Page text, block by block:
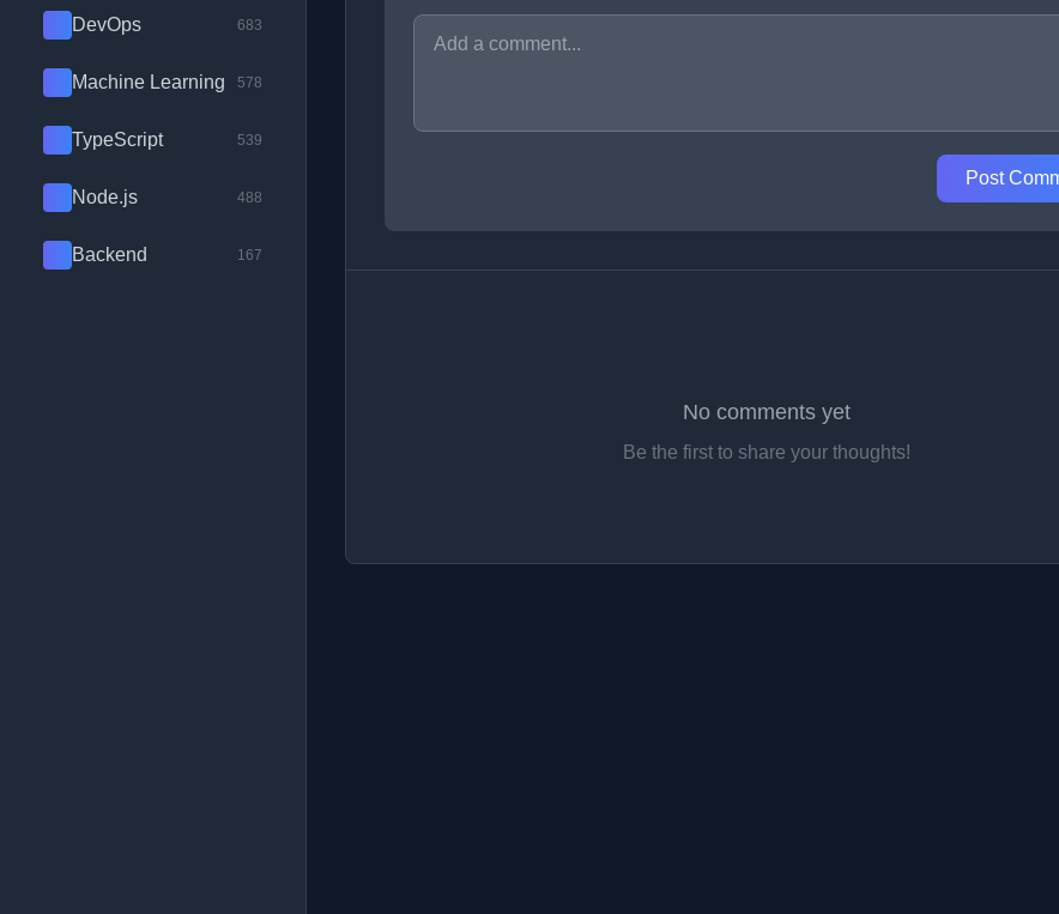
DevOps 683
Machine Learning 578
TypeScript 539
Node.js 488
Backend 167
Post
No comments yet
Be the first to share your thoughts!